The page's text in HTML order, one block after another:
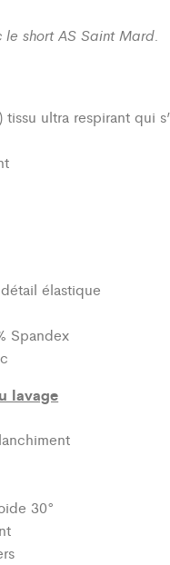
le short AS Saint Mard.
tissu ultra respirant qui
élastique
Spandex
lavage
30°